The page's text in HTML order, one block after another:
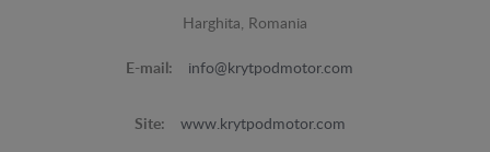
Harghita, Romania
E-mail: info@krytpodmotor.com
Site: www.krytpodmotor.com